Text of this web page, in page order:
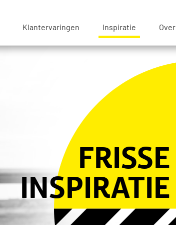
Klantervaringen Inspiratie Over
FRISSE
INSPIRATIE